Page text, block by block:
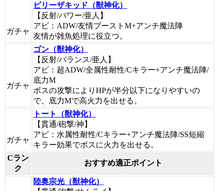
ガチャ
ビリーザキッド（獣神化）
【反射/パワー/亜人】
アビ：ADW/友情ブーストM+アンチ魔法陣
友情が雑魚処理に役立つ。
ガチャ
ゴン（獣神化）
【反射/バランス/亜人】
アビ：超ADW/全属性耐性/Cキラー+アンチ魔法陣/
底力M
ボスの攻撃によりHPが半分以下になりやすいの
で、底力Mで高火力を出せる。
ガチャ
トート（獣神化）
【貫通/砲撃/神】
アビ：水属性耐性/Cキラー+アンチ魔法陣/SS短縮
キラー効果でボスに火力を出せる。
Cラン
ク
おすすめ適正ポイント
陸奥宗光（獣神化）